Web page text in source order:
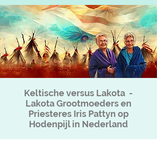
Keltische versus Lakota -
Lakota Grootmoeders en
Priesteres Iris Pattyn op
Hodenpijl in Nederland